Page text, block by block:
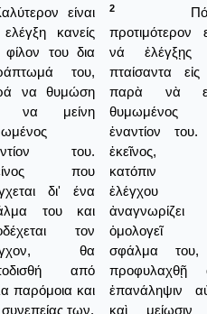
είναι
κανείς
φίλον του δια
του,
να θυμώση
να μείνη
του.
που
δι' ένα
του και
τον
θα
από
παρόμοια και
των.
2
προτιμότερον
νά ἐλέγξῃς
πταίσαντα
παρὰ νὰ
θυμωμένος
ἐναντίον του.
ἐκεῖνος,
κατόπιν
ἐλέγχου
ἀναγνωρίζει
ὁμολογεῖ
σφάλμα
προφυλαχθῇ
ἐπανάληψιν
καὶ μείωσιν